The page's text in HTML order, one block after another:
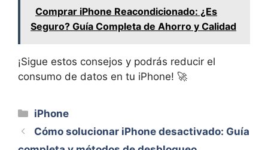
Comprar iPhone Reacondicionado: ¿Es
Seguro? Guía Completa de Ahorro y Calidad
¡Sigue estos consejos y podrás reducir el
consumo de datos en tu iPhone! 🚀
Categorías
iPhone
Cómo solucionar iPhone desactivado: Guía